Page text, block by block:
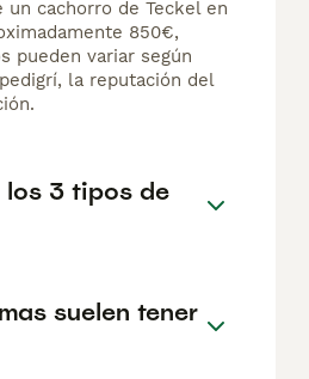
un cachorro de Teckel en
850€,
pueden variar según
la reputación del
los 3 tipos de
suelen tener